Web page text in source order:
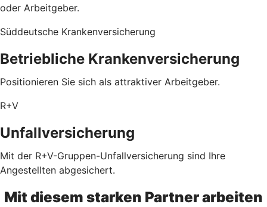
oder Arbeitgeber.
Süddeutsche Krankenversicherung
Betriebliche Krankenversicherung
Positionieren Sie sich als attraktiver Arbeitgeber.
R+V
Unfallversicherung
Mit der R+V-Gruppen-Unfallversicherung sind Ihre
Angestellten abgesichert.
Mit diesem starken Partner arbeiten